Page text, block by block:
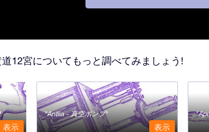
12宮についてもっと調べてみましょう!
表示
Antlia - 真空ポンプ
表示